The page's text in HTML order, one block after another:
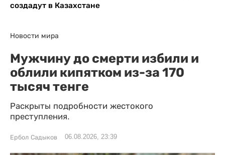
создадут в Казахстане
Новости мира
Мужчину до смерти избили и
облили кипятком из-за 170
тысяч тенге
Раскрыты подробности жестокого
преступления.
Ербол Садыков 06.08.2026, 23:39